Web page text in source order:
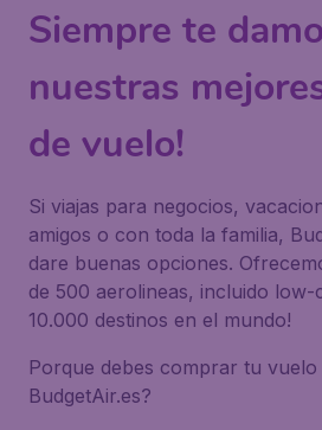
Siempre te
nuestras
de vuelo!
Si viajas para negocios,
amigos o con toda la familia,
dare buenas opciones.
de 500 aerolineas, incluido low-
10.000 destinos en el mundo!
Porque debes comprar tu
BudgetAir.es?